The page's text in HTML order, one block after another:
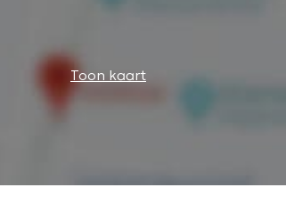
Toon kaart